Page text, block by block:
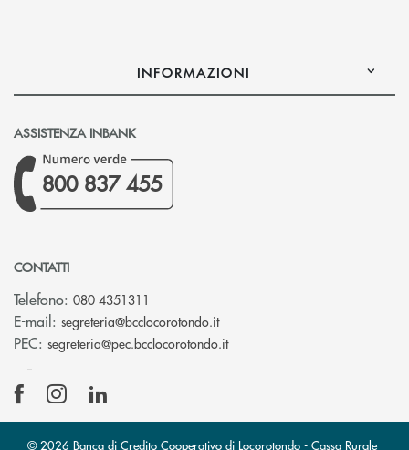
INFORMAZIONI
ASSISTENZA INBANK
800 837 455
CONTATTI
Telefono: 080 4351311
E-mail: segreteria@bcclocorotondo.it(si apre l’app di posta
PEC: segreteria@pec.bcclocorotondo.it(si apre l’app di posta
© 2026 Banca di Credito Cooperativo di Locorotondo - Cassa Rurale